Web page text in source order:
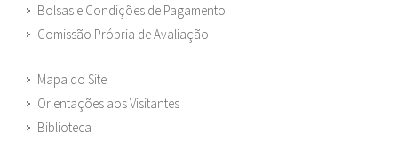
Bolsas e Condições de Pagamento
Comissão Própria de Avaliação
Mapa do Site
Orientações aos Visitantes
Biblioteca